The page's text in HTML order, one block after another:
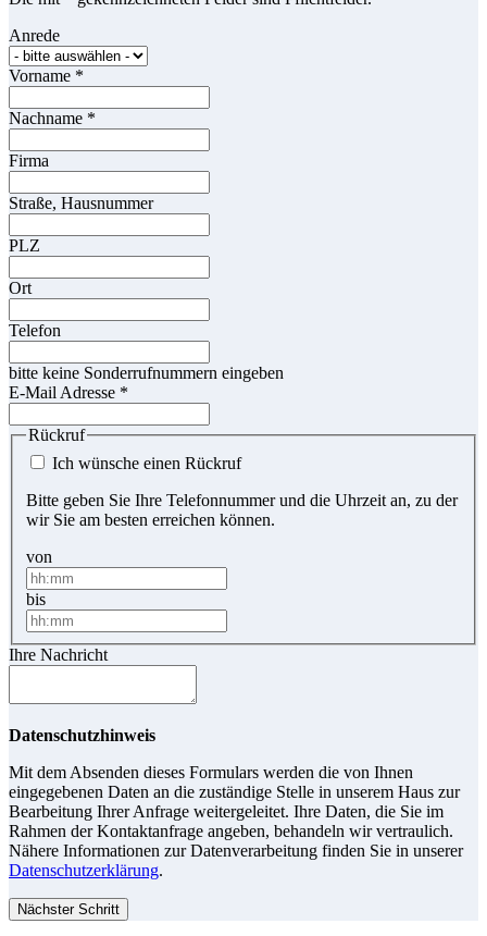
Anrede
Vorname *
Nachname *
Firma
Straße, Hausnummer
PLZ
Ort
Telefon
bitte keine Sonderrufnummern eingeben
E-Mail Adresse *
Rückruf
Ich wünsche einen Rückruf
Bitte geben Sie Ihre Telefonnummer und die Uhrzeit an, zu der
wir Sie am besten erreichen können.
von
bis
Ihre Nachricht
Datenschutzhinweis
Mit dem Absenden dieses Formulars werden die von Ihnen
eingegebenen Daten an die zuständige Stelle in unserem Haus zur
Bearbeitung Ihrer Anfrage weitergeleitet. Ihre Daten, die Sie im
Rahmen der Kontaktanfrage angeben, behandeln wir vertraulich.
Nähere Informationen zur Datenverarbeitung finden Sie in unserer
Datenschutzerklärung.
Nächster Schritt